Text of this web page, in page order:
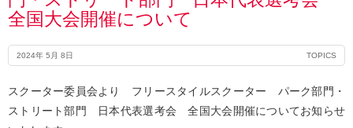
全国大会開催について
2024年 5月 8日 TOPICS
スクーター委員会より フリースタイルスクーター パーク部門・
ストリート部門 日本代表選考会 全国大会開催についてお知らせ